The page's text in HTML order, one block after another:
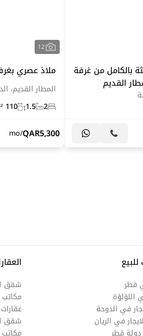
بالكامل من غرفة
القديم
12
ملاذ عصري
المطار القديم،
2
1.5
110 m²
5,300
QAR
/mo
قطر
في الدوحة
في الريان
قطر
شقق
مكاتب
شقق
مكاتب